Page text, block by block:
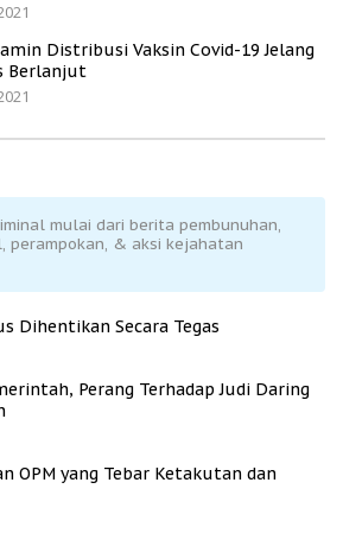
Distribusi Vaksin Covid-19 Jelang
Berlanjut
mulai dari berita pembunuhan,
perampokan, & aksi kejahatan
Dihentikan Secara Tegas
Perang Terhadap Judi Daring
OPM yang Tebar Ketakutan dan